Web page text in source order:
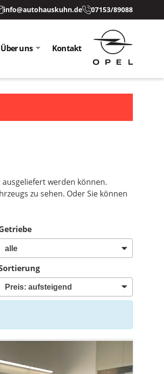
info@autohauskuhn.de 07153/89088
Über uns Kontakt
werden können.
zu sehen. Oder Sie können